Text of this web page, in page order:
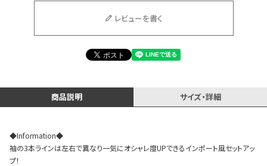
レビューを書く
商品説明 サイズ・詳細
◆Information◆
袖の3本ラインは左右で異なり一気にオシャレ度UPできるインポート風セットアッ
プ！